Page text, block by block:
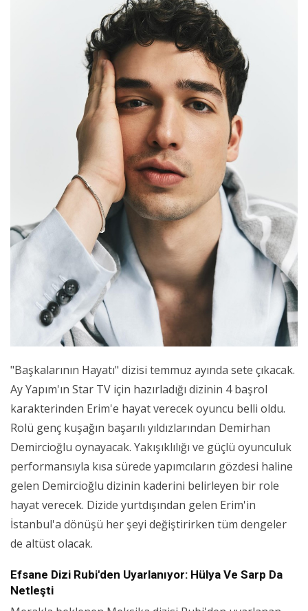
"Başkalarının Hayatı" dizisi temmuz ayında sete çıkacak.
Ay Yapım'ın Star TV için hazırladığı dizinin 4 başrol
karakterinden Erim'e hayat verecek oyuncu belli oldu.
Rolü genç kuşağın başarılı yıldızlarından Demirhan
Demircioğlu oynayacak. Yakışıklılığı ve güçlü oyunculuk
performansıyla kısa sürede yapımcıların gözdesi haline
gelen Demircioğlu dizinin kaderini belirleyen bir role
hayat verecek. Dizide yurtdışından gelen Erim'in
İstanbul'a dönüşü her şeyi değiştirirken tüm dengeler
de altüst olacak.
Efsane Dizi Rubi'den Uyarlanıyor: Hülya Ve Sarp Da
Netleşti